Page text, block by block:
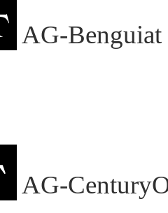
AG-Benguiat
AG-